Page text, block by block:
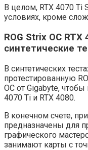
В целом, RTX 4070 Ti
условиях, кроме
ROG Strix OC
синтетические
В синтетических
протестированную
OC от Gigabyte,
4070 Ti и RTX 4080.
В конечном счете,
предназначены для
графического
занимают карты с